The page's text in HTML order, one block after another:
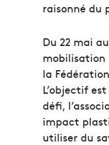
raisonné du
Du 22 mai
mobilisation
la
L’objectif
défi,
impact
utiliser du